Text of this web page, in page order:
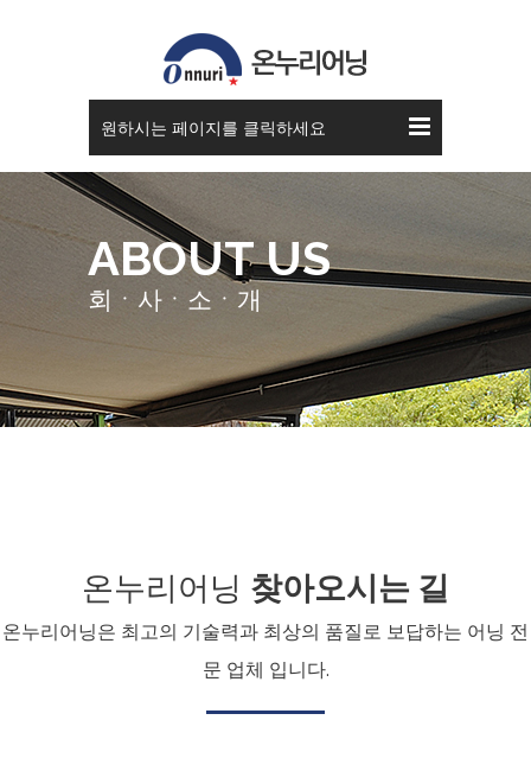
원하시는 페이지를 클릭하세요
ABOUT US
회ㆍ사ㆍ소ㆍ개
온누리어닝 찾아오시는 길
온누리어닝은 최고의 기술력과 최상의 품질로 보답하는 어닝 전
문 업체 입니다.